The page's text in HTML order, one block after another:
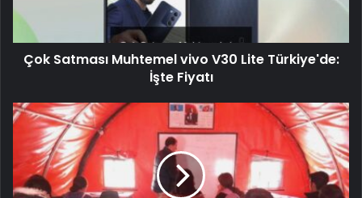
Çok Satması Muhtemel vivo V30 Lite Türkiye'de:
İşte Fiyatı